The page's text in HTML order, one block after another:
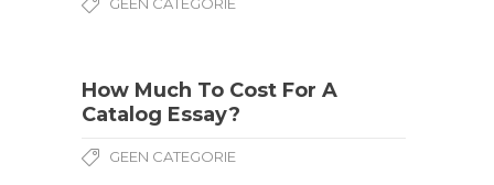
How Much To Cost For A
Catalog Essay?
GEEN CATEGORIE